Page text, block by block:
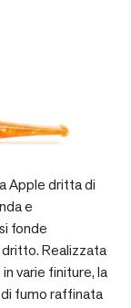
Apple dritta di
e
fonde
Realizzata
varie finiture, la
di fumo raffinata